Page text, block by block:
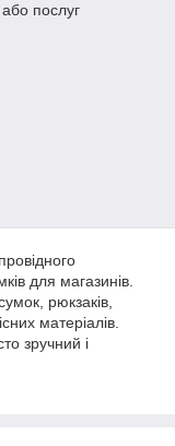
послуг
для магазинів.
рюкзаків,
матеріалів.
зручний і
своєю красою і